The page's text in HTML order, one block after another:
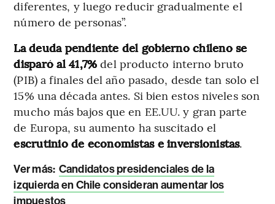
diferentes, y luego reducir gradualmente el
número de personas”.
La deuda pendiente del gobierno chileno se
disparó al 41,7% del producto interno bruto
(PIB) a finales del año pasado, desde tan solo el
15% una década antes. Si bien estos niveles son
mucho más bajos que en EE.UU. y gran parte
de Europa, su aumento ha suscitado el
escrutinio de economistas e inversionistas.
Ver más: Candidatos presidenciales de la
izquierda en Chile consideran aumentar los
impuestos